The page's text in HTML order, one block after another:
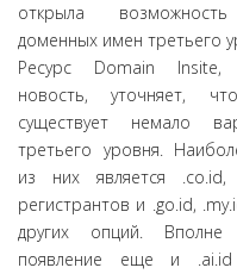
открыла
доменных имен третьего
Ресурс Domain Insite,
новость, уточняет,
существует немало
третьего уровня.
из них является
регистрантов и .go.id,
других опций. Вполне
появление еще и .ai.id